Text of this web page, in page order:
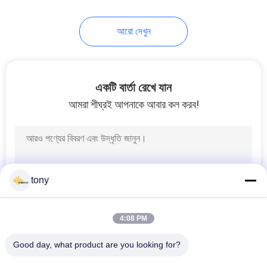
230V এলইডি স্ট্রিপ
120 ভি এলইডি স্ট্রিপ
আরো দেখুন
একটি বার্তা রেখে যান
আমরা শীঘ্রই আপনাকে আবার কল করব!
tony
4:08 PM
Good day, what product are you looking for?